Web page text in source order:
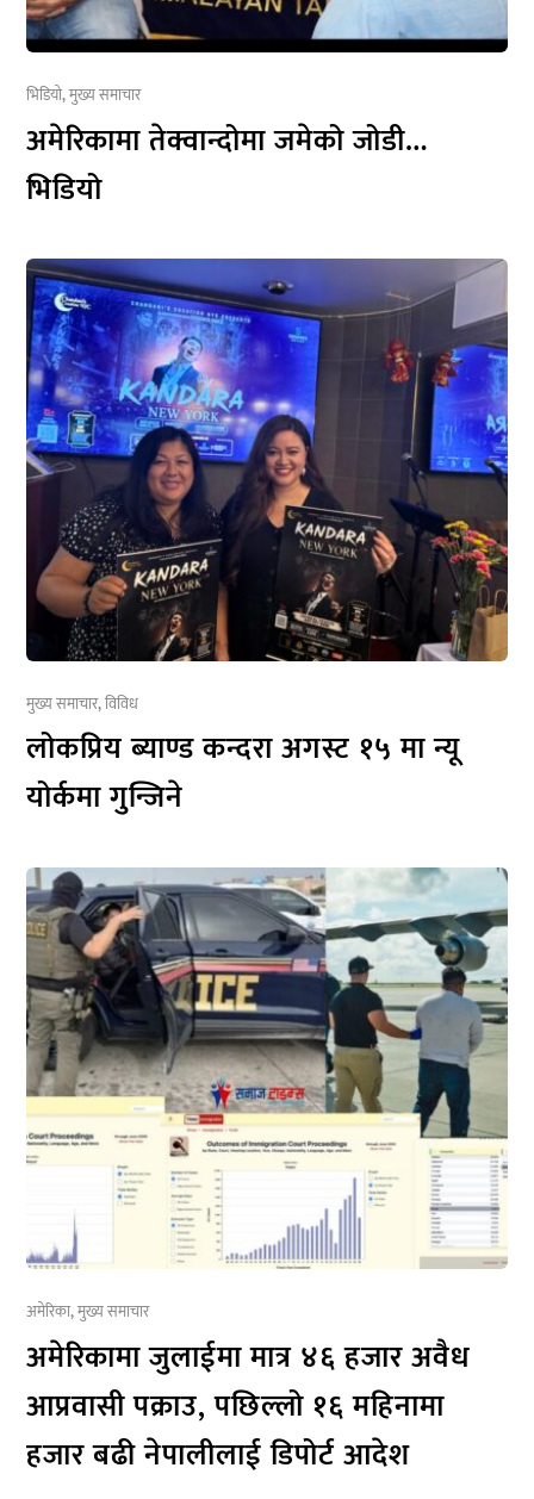
भिडियो,मुख्य समाचार
अमेरिकामा तेक्वान्दोमा जमेको जोडी…
भिडियो
मुख्य समाचार,विविध
लोकप्रिय ब्याण्ड कन्दरा अगस्ट १५ मा न्यू
योर्कमा गुन्जिने
अमेरिका,मुख्य समाचार
अमेरिकामा जुलाईमा मात्र ४६ हजार अवैध
आप्रवासी पक्राउ, पछिल्लो १६ महिनामा
हजार बढी नेपालीलाई डिपोर्ट आदेश